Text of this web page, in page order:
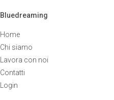
Bluedreaming
Home
Chi siamo
Lavora con noi
Contatti
Login